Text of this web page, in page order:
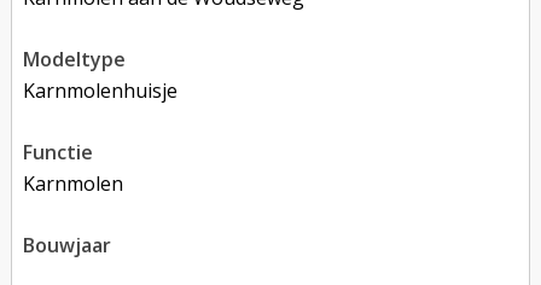
modeltype
karnmolenhuisje
functie
karnmolen
bouwjaar